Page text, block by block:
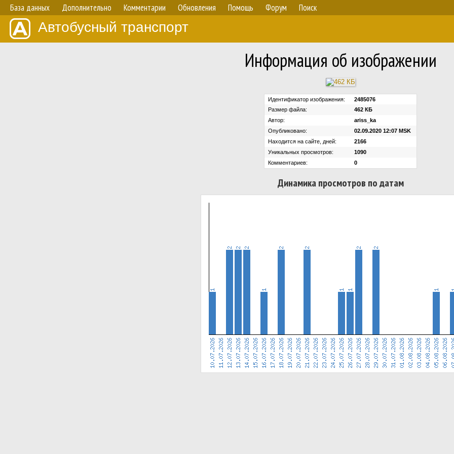
База данных Дополнительно Комментарии Обновления Помощь Форум Поиск
Автобусный транспорт
Информация об изображении
Идентификатор изображения:
2485076
Размер файла:
462 КБ
Автор:
ariss_ka
Опубликовано:
02.09.2020 12:07 MSK
Находится на сайте, дней:
2166
Уникальных просмотров:
1090
Комментариев:
0
Динамика просмотров по датам